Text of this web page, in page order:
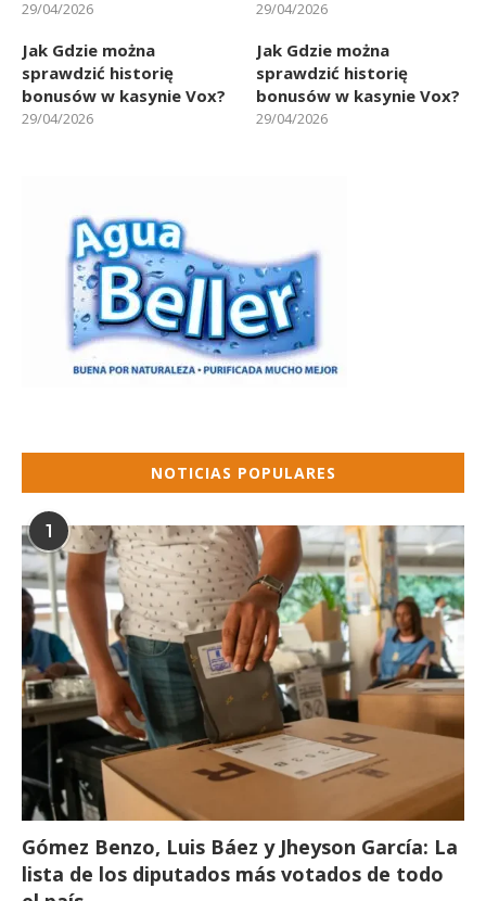
29/04/2026 29/04/2026
Jak Gdzie można
sprawdzić historię
bonusów w kasynie Vox?
29/04/2026
Jak Gdzie można
sprawdzić historię
bonusów w kasynie Vox?
29/04/2026
NOTICIAS POPULARES
1
Gómez Benzo, Luis Báez y Jheyson García: La
lista de los diputados más votados de todo